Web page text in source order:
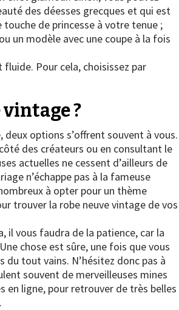
des déesses grecques et qui est
de princesse à votre tenue ;
un modèle avec une coupe à la fois
Pour cela, choisissez par
?
deux options s’offrent souvent à vous.
des créateurs ou en consultant le
actuelles ne cessent d’ailleurs de
n’échappe pas à la fameuse
à opter pour un thème
trouver la robe neuve vintage de vos
il vous faudra de la patience, car la
chose est sûre, une fois que vous
tout vains. N’hésitez donc pas à
souvent de merveilleuses mines
en ligne, pour retrouver de très belles